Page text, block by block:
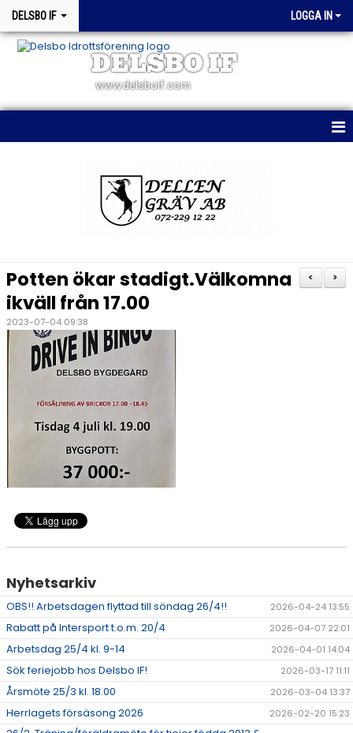
DELSBO IF LOGGA IN
DELSBO IF
www.delsboif.com
MATCHER
WEBSHOP
SPONSORER
STÖTTA DIF
KONTAKT
>
<
Potten ökar stadigt.Välkomna
ikväll från 17.00
2023-07-04 09:38
Nyhetsarkiv
OBS!! Arbetsdagen flyttad till söndag 26/4!! 2026-04-24 13:55
Rabatt på Intersport t.o.m. 20/4 2026-04-07 22:01
Arbetsdag 25/4 kl. 9-14 2026-04-01 14:04
Sök feriejobb hos Delsbo IF! 2026-03-17 11:11
Årsmöte 25/3 kl. 18.00 2026-03-04 13:37
Herrlagets försäsong 2026 2026-02-20 15:23